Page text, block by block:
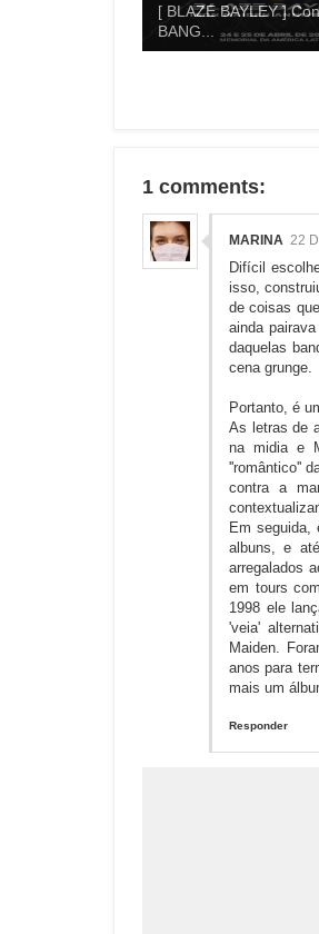
[ BLAZE BAYLEY ]
BANG...
1 comments:
MARINA 22
Difícil
isso,
de coisas
ainda
daquelas
cena grunge.
Portanto, é
As letras de
na midia e
''romântico''
contra a
Em seguida,
albuns, e
arregalados
em tours
1998 ele
'veia'
Maiden.
anos para
mais um
Responder